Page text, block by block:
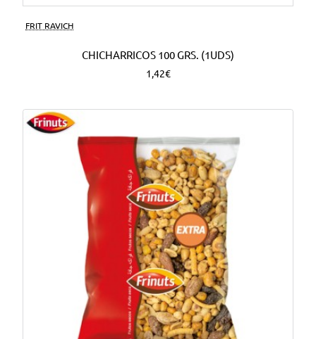
FRIT RAVICH
CHICHARRICOS 100 GRS. (1UDS)
1,42€